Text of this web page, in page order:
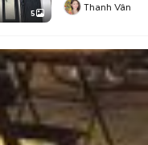
5 Thanh Vân